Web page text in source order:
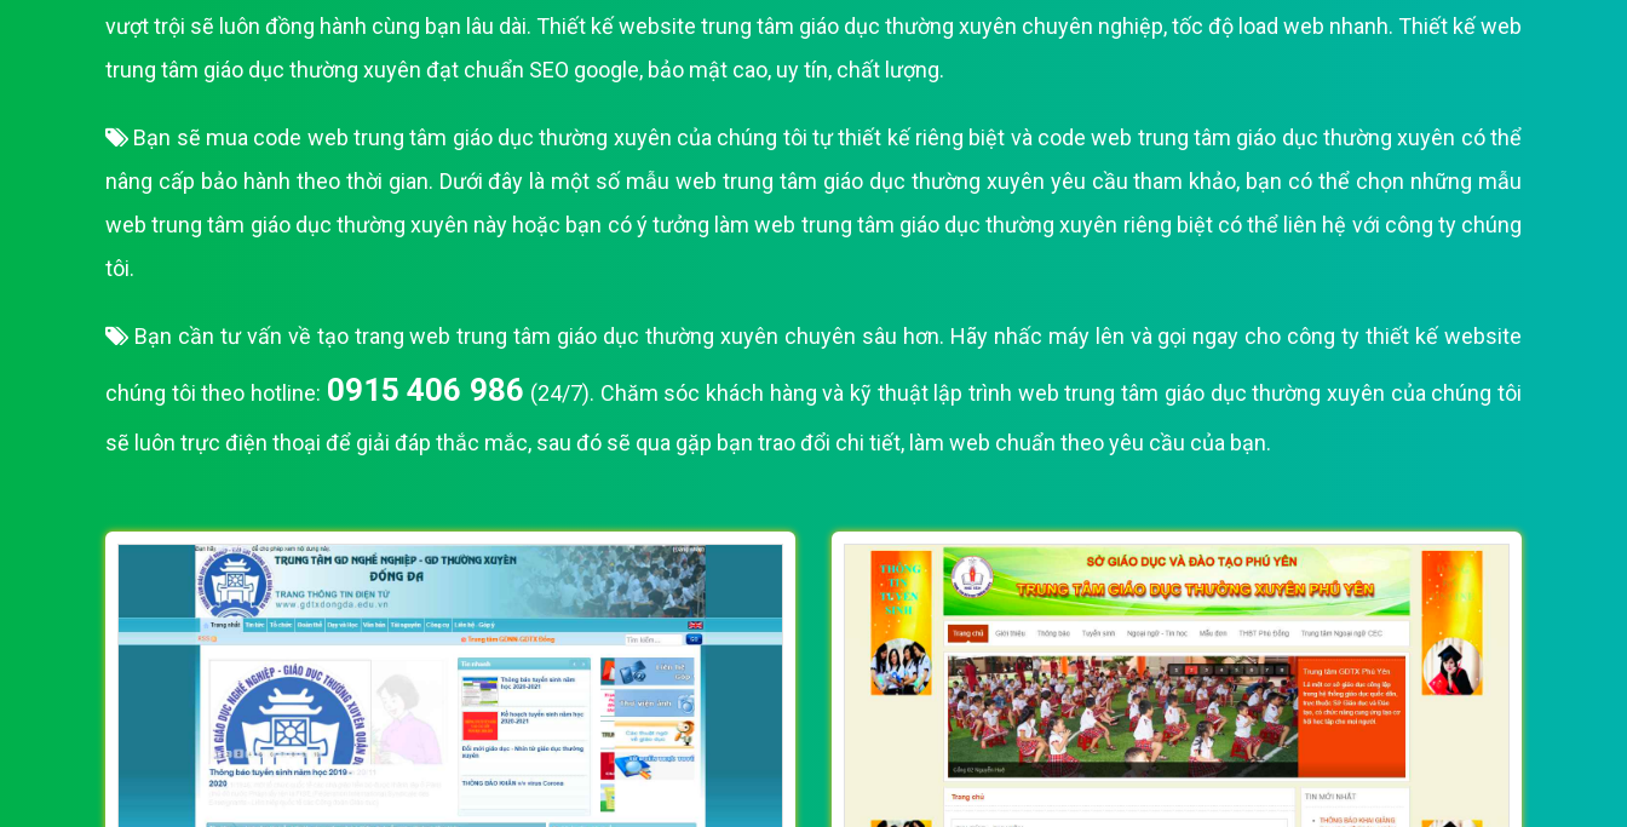
Bảng giá quảng cáo Google
Bảng giá quảng cáo Facebook
vượt trội sẽ luôn đồng hành cùng bạn lâu dài. Thiết kế website trung tâm giáo dục thường xuyên chuyên nghiệp, tốc độ load web nhanh. Thiết kế web
trung tâm giáo dục thường xuyên đạt chuẩn SEO google, bảo mật cao, uy tín, chất lượng.
Bạn sẽ mua code web trung tâm giáo dục thường xuyên của chúng tôi tự thiết kế riêng biệt và code web trung tâm giáo dục thường xuyên có thể
nâng cấp bảo hành theo thời gian. Dưới đây là một số mẫu web trung tâm giáo dục thường xuyên yêu cầu tham khảo, bạn có thể chọn những mẫu
web trung tâm giáo dục thường xuyên này hoặc bạn có ý tưởng làm web trung tâm giáo dục thường xuyên riêng biệt có thể liên hệ với công ty chúng
tôi.
Bạn cần tư vấn về tạo trang web trung tâm giáo dục thường xuyên chuyên sâu hơn. Hãy nhấc máy lên và gọi ngay cho công ty thiết kế website
chúng tôi theo hotline: 0915 406 986 (24/7). Chăm sóc khách hàng và kỹ thuật lập trình web trung tâm giáo dục thường xuyên của chúng tôi
sẽ luôn trực điện thoại để giải đáp thắc mắc, sau đó sẽ qua gặp bạn trao đổi chi tiết, làm web chuẩn theo yêu cầu của bạn.